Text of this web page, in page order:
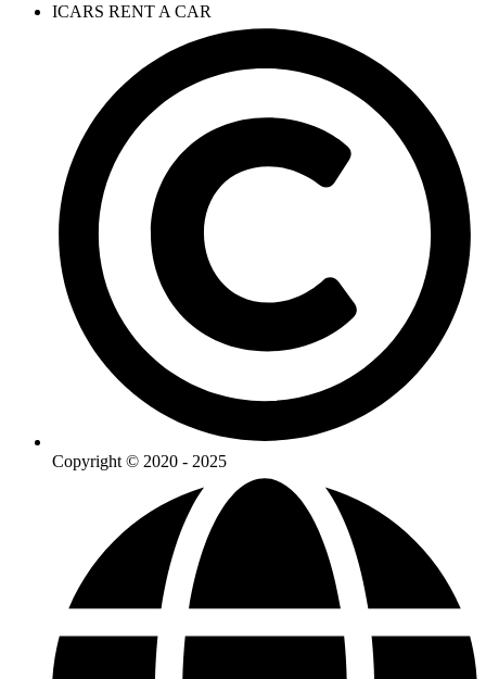
ICARS RENT A CAR
Copyright © 2020 - 2025